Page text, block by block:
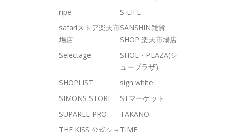
ripe
S-LIFE
safariストア楽天市
場店
SANSHIN雑貨
SHOP 楽天市場店
Selectage
SHOE・PLAZA(シ
ュープラザ)
SHOPLIST
sign white
SIMONS STORE
STマーケット
SUPAREE PRO
TAKANO
THE KISS 公式ショ TIME